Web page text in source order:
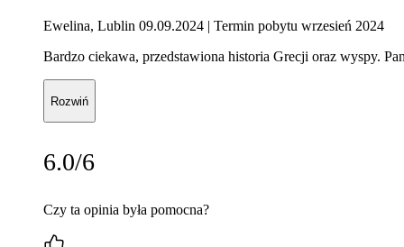
Ewelina, Lublin 09.09.2024 | Termin pobytu wrzesień 2024
Bardzo ciekawa, przedstawiona historia Grecji oraz wyspy.
Rozwiń
6.0/6
Czy ta opinia była pomocna?